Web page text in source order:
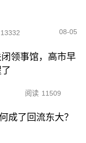
13332 08-05
领事馆，高市早
阅读 11509
成了回流东大？